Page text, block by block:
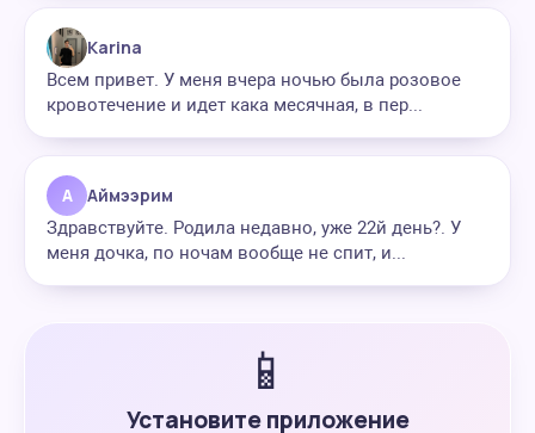
Karina
Всем привет. У меня вчера ночью была розовое
кровотечение и идет кака месячная, в пер...
А Аймээрим
Здравствуйте. Родила недавно, уже 22й день?. У
меня дочка, по ночам вообще не спит, и...
📱
Установите приложение